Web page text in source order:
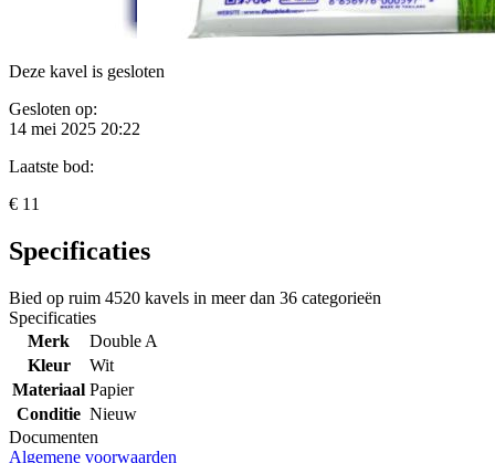
Deze kavel is gesloten
Gesloten op:
14 mei 2025 20:22
Laatste bod:
€ 11
Specificaties
Bied op ruim 4520 kavels in meer dan 36 categorieën
Specificaties
Merk
Double A
Kleur
Wit
Materiaal Papier
Conditie Nieuw
Documenten
Algemene voorwaarden